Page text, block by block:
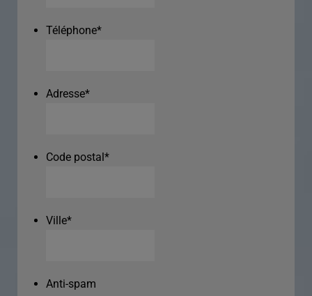
Téléphone*
Adresse*
Code postal*
Ville*
Anti-spam